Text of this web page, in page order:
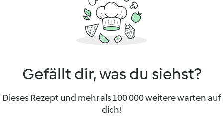
Gefällt dir, was du siehst?
Dieses Rezept und mehr als 100 000 weitere warten auf
dich!